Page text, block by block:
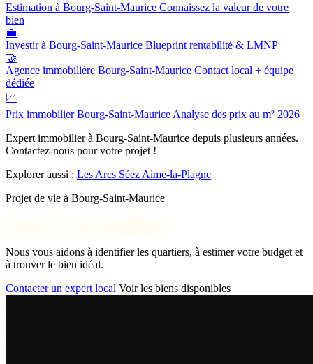
Estimation à Bourg-Saint-Maurice Connaissez la valeur de votre
bien
💼
Investir à Bourg-Saint-Maurice Blueprint rentabilité & LMNP
🤝
Agence immobilière Bourg-Saint-Maurice Contact local + équipe
dédiée
📈
Prix immobilier Bourg-Saint-Maurice Analyse des prix au m² 2026
Expert immobilier à Bourg-Saint-Maurice depuis plusieurs années.
Contactez-nous pour votre projet !
Explorer aussi : Les Arcs Séez Aime-la-Plagne
Projet de vie à Bourg-Saint-Maurice
Nous vous aidons à identifier les quartiers, à estimer votre budget et
à trouver le bien idéal.
Contacter un expert local Voir les biens disponibles